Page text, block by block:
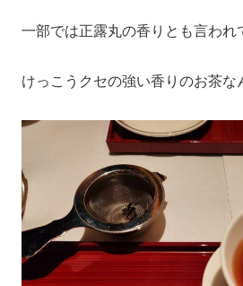
一部では正露丸の香りとも言われ
けっこうクセの強い香りのお茶な